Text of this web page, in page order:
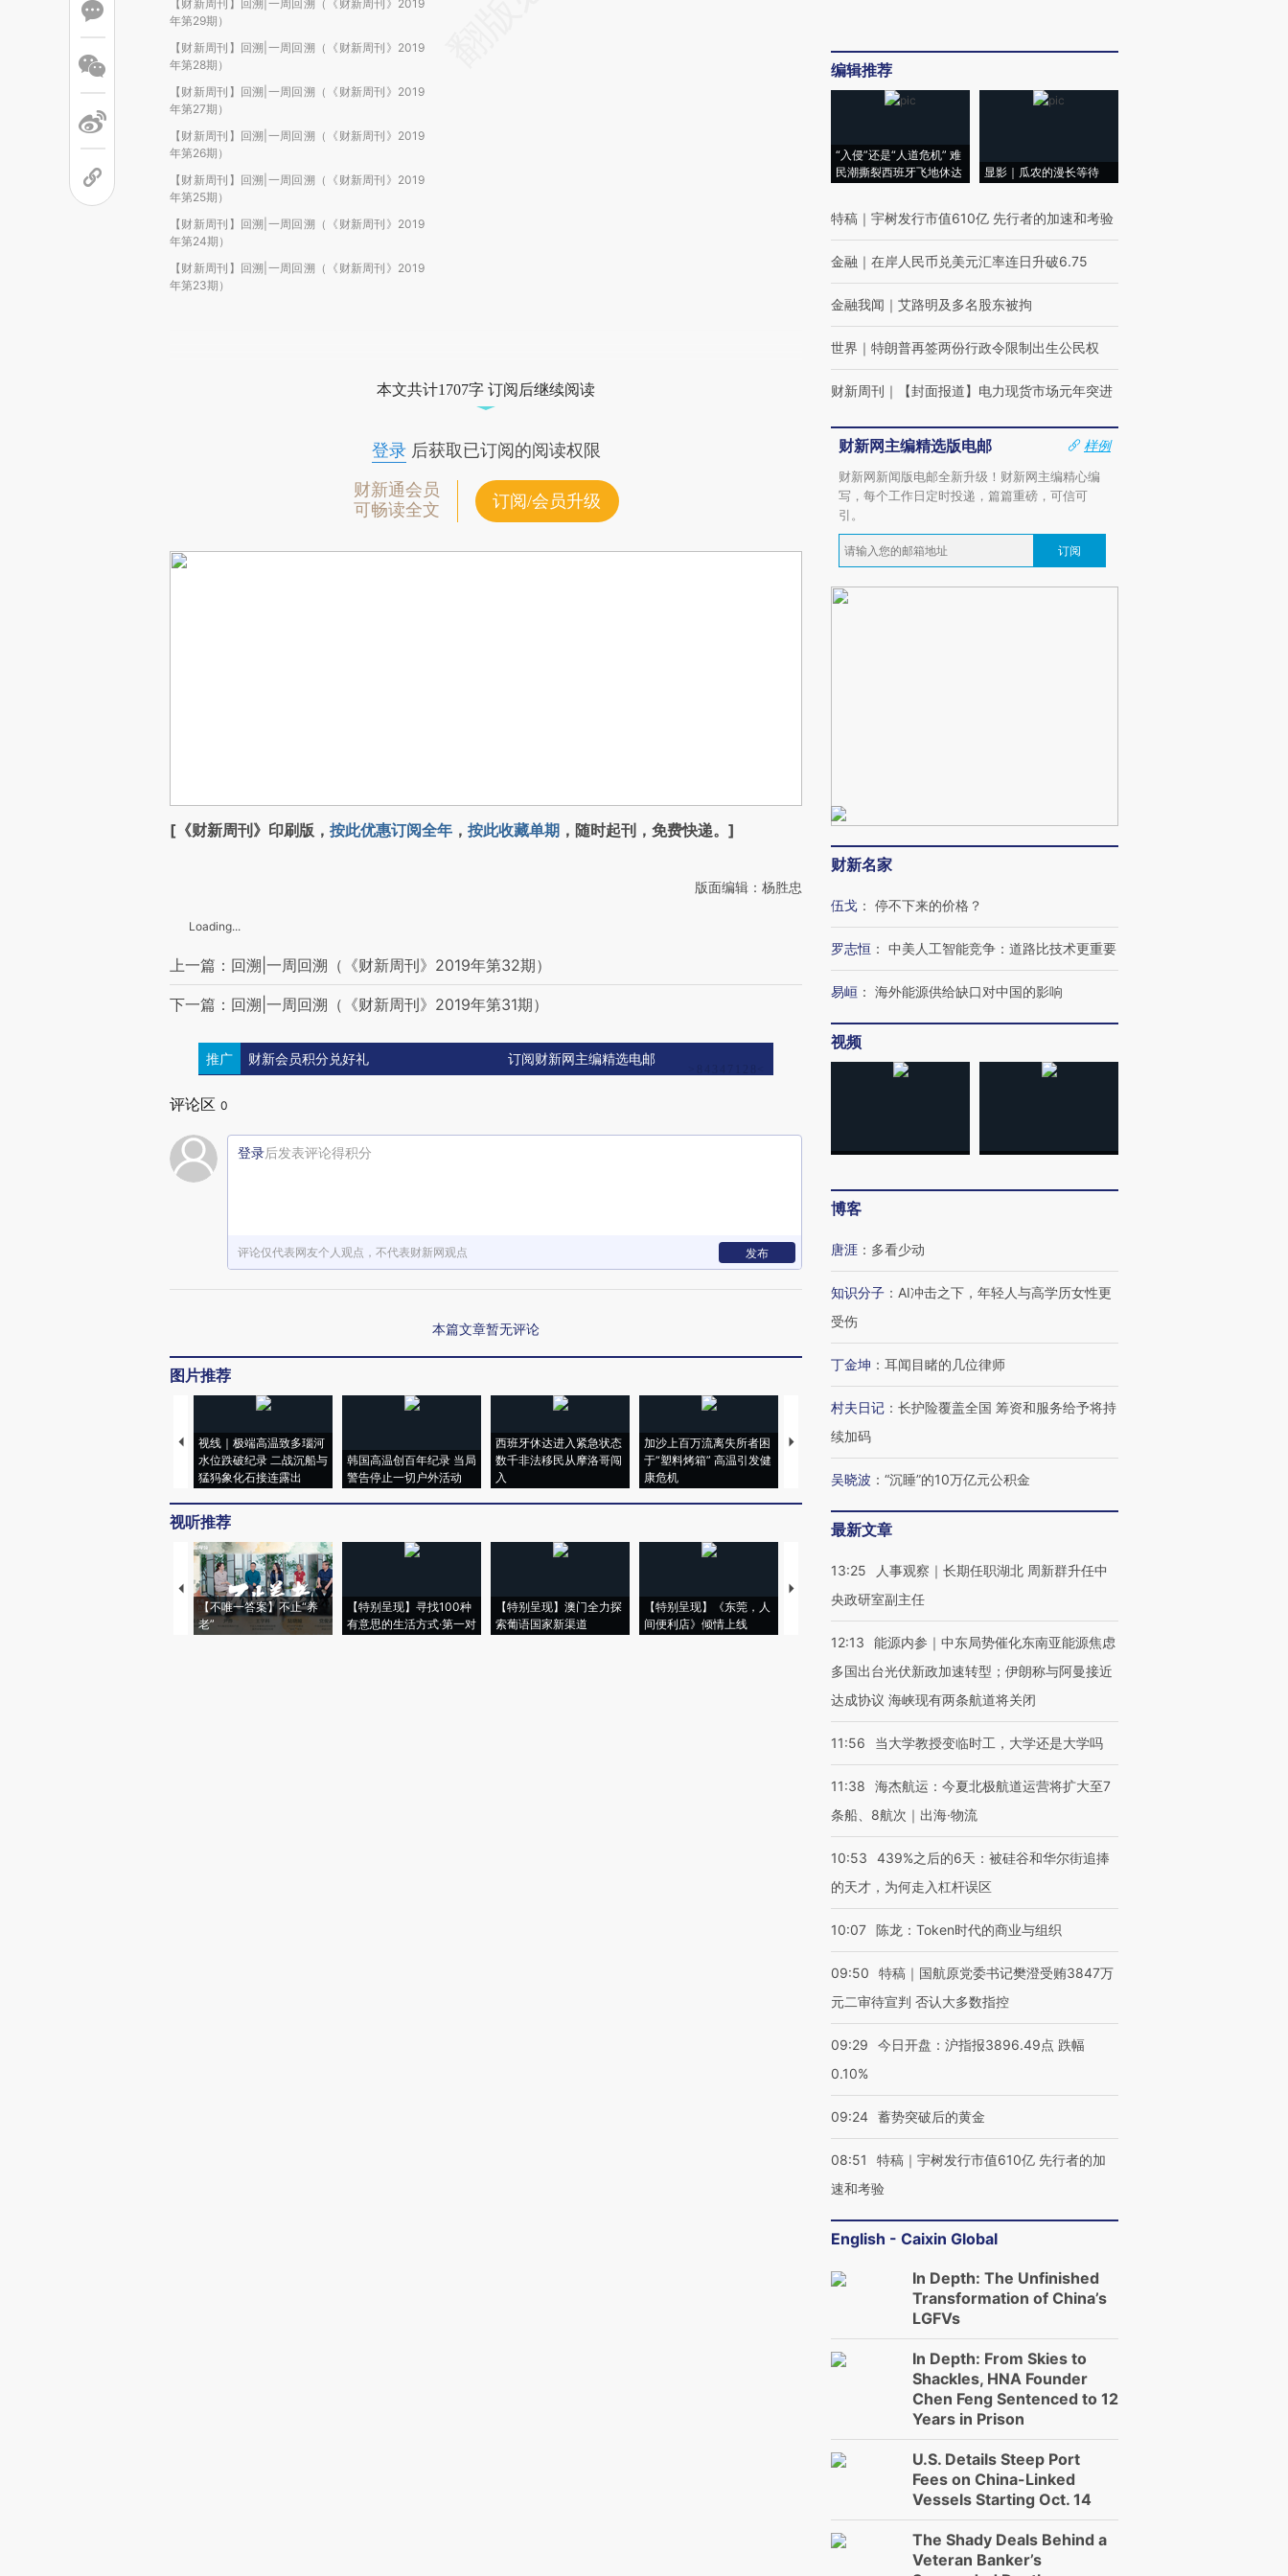
【财新周刊】回溯|一周回溯（《财新周刊》2019
年第29期）
【财新周刊】回溯|一周回溯（《财新周刊》2019
年第28期）
【财新周刊】回溯|一周回溯（《财新周刊》2019
年第27期）
【财新周刊】回溯|一周回溯（《财新周刊》2019
年第26期）
【财新周刊】回溯|一周回溯（《财新周刊》2019
年第25期）
【财新周刊】回溯|一周回溯（《财新周刊》2019
年第24期）
【财新周刊】回溯|一周回溯（《财新周刊》2019
年第23期）
本文共计1707字 订阅后继续阅读
登录后获取已订阅的阅读权限
财新通会员
可畅读全文
订阅/会员升级
[《财新周刊》印刷版， 按此优惠订阅全年 ， 按此收藏单期 ，随时起刊，免费快递。]
版面编辑：杨胜忠
Loading...
上一篇：回溯|一周回溯（《财新周刊》2019年第32期）
下一篇：回溯|一周回溯（《财新周刊》2019年第31期）
推广 财新会员积分兑好礼 订阅财新网主编精选电邮
评论区 0
登录后发表评论得积分
评论仅代表网友个人观点，不代表财新网观点 发布
本篇文章暂无评论
图片推荐
视线｜极端高温致多瑙河
水位跌破纪录 二战沉船与
猛犸象化石接连露出
韩国高温创百年纪录 当局
警告停止一切户外活动
西班牙休达进入紧急状态
数千非法移民从摩洛哥闯
入
加沙上百万流离失所者困
于“塑料烤箱” 高温引发健
康危机
视线｜HYROX的吸金
术：是什么让中产们甘
心“花钱找虐”？
粒摇头丸 尿检体内含3种
毒品
度Z世代 用街头抗争将教
视听推荐
【不唯一答案】不止“养
老”
【特别呈现】寻找100种
有意思的生活方式·第一对
【特别呈现】澳门全力探
索葡语国家新渠道
【特别呈现】《东莞，人
间便利店》倾情上线
【推广】走进第四届链博
会，让数智科技“链”接产
有意思的生活方式·第三对
住三大增长引擎是什么？
编辑推荐
“入侵”还是“人道危机” 难
民潮撕裂西班牙飞地休达
显影｜瓜农的漫长等待
特稿 ｜ 宇树发行市值610亿 先行者的加速和考验
金融 ｜ 在岸人民币兑美元汇率连日升破6.75
金融我闻 ｜ 艾路明及多名股东被拘
世界 ｜ 特朗普再签两份行政令限制出生公民权
财新周刊 ｜ 【封面报道】电力现货市场元年突进
财新网主编精选版电邮
样例
财新网新闻版电邮全新升级！财新网主编精心编
写，每个工作日定时投递，篇篇重磅，可信可
引。
订阅
财新名家
伍戈 ： 停不下来的价格？
罗志恒 ： 中美人工智能竞争：道路比技术更重要
易峘 ： 海外能源供给缺口对中国的影响
视频
博客
唐涯 ： 多看少动
知识分子 ： AI冲击之下，年轻人与高学历女性更
受伤
丁金坤 ： 耳闻目睹的几位律师
村夫日记 ： 长护险覆盖全国 筹资和服务给予将持
续加码
吴晓波 ： “沉睡”的10万亿元公积金
最新文章
13:25
人事观察｜长期任职湖北 周新群升任中
央政研室副主任
12:13
能源内参｜中东局势催化东南亚能源焦虑
多国出台光伏新政加速转型；伊朗称与阿曼接近
达成协议 海峡现有两条航道将关闭
11:56 当大学教授变临时工，大学还是大学吗
11:38
海杰航运：今夏北极航道运营将扩大至7
条船、8航次｜出海·物流
10:53
439%之后的6天：被硅谷和华尔街追捧
的天才，为何走入杠杆误区
10:07 陈龙：Token时代的商业与组织
09:50
特稿｜国航原党委书记樊澄受贿3847万
元二审待宣判 否认大多数指控
09:29
今日开盘：沪指报3896.49点 跌幅
0.10%
09:24 蓄势突破后的黄金
08:51
特稿｜宇树发行市值610亿 先行者的加
速和考验
English - Caixin Global
In Depth: The Unfinished
Transformation of China’s
LGFVs
In Depth: From Skies to
Shackles, HNA Founder
Chen Feng Sentenced to 12
Years in Prison
U.S. Details Steep Port
Fees on China-Linked
Vessels Starting Oct. 14
The Shady Deals Behind a
Veteran Banker’s